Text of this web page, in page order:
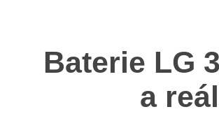
Baterie LG
a